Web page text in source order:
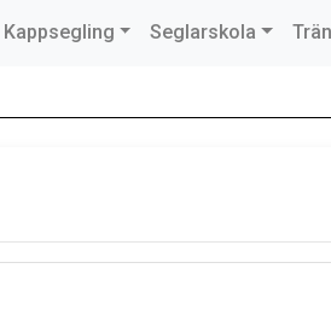
Kappsegling Seglarskola